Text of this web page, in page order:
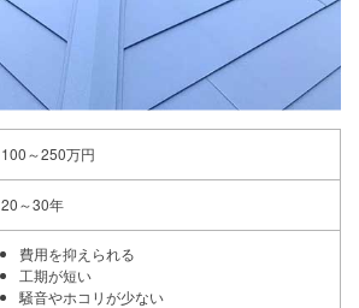
100～250万円
20～30年
費用を抑えられる
工期が短い
騒音やホコリが少ない